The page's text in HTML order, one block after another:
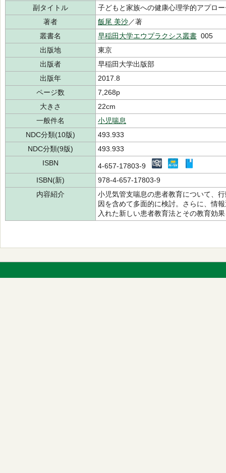
副タイトル
子どもと家族への健康心理学的アプロ
著者
飯尾 美沙／著
叢書名
早稲田大学エウプラクシス叢書 005
出版地
東京
出版者
早稲田大学出版部
出版年
2017.8
ページ数
7,268p
大きさ
22cm
一般件名
小児喘息
NDC分類(10版)
493.933
NDC分類(9版)
493.933
ISBN
4-657-17803-9
ISBN(新)
978-4-657-17803-9
内容紹介
小児気管支喘息の患者教育について、
因を含めて多面的に検討。さらに、情
入れた新しい患者教育法とその教育効